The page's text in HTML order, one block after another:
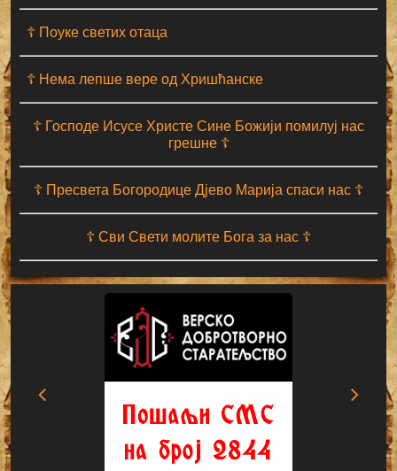
☦ Поуке светих отаца
☦ Нема лепше вере од Хришћанске
☦ Господе Исусе Христе Сине Божији помилуј нас
грешне ☦
☦ Пресвета Богородице Дјево Марија спаси нас ☦
☦ Сви Свети молите Бога за нас ☦